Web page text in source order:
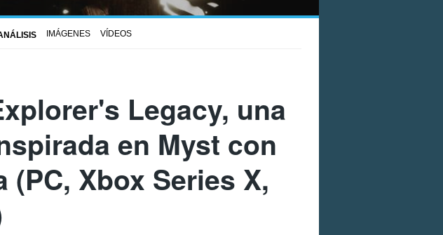
IMÁGENES VÍDEOS
Legacy, una
en Myst con
Xbox Series X,